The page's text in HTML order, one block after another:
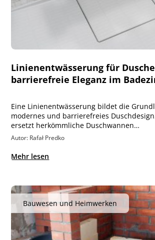
Linienentwässerung für
barrierefreie Eleganz im
Eine Linienentwässerung bildet die
modernes und barrierefreies
ersetzt herkömmliche Duschwannen…
Autor: Rafał Predko
Mehr lesen
Bauwesen und Heimwerken